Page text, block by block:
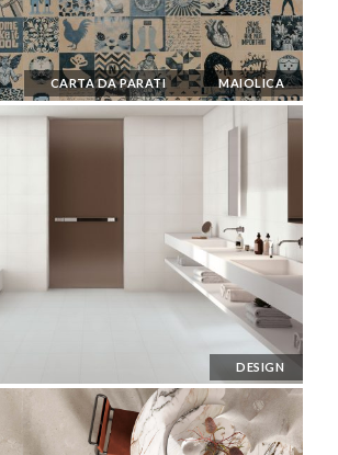
CARTA DA PARATI MAIOLICA
DESIGN